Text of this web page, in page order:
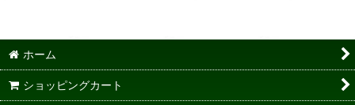
ホーム
ショッピングカート